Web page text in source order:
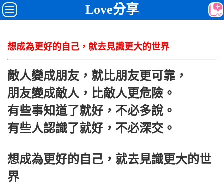
Love分享
想成為更好的自己，就去見識更大的世界
敵人變成朋友，就比朋友更可靠，
朋友變成敵人，比敵人更危險。
有些事知道了就好，不必多說。
有些人認識了就好，不必深交。
想成為更好的自己，就去見識更大的世
界